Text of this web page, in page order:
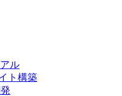
ル
ト構築